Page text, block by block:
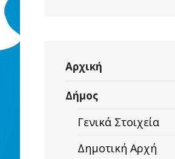
Αρχική
Δήμος
Γενικά Στοιχεία
Δημοτική Αρχή